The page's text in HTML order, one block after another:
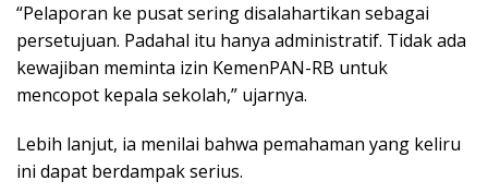
“Pelaporan ke pusat sering disalahartikan sebagai
persetujuan. Padahal itu hanya administratif. Tidak ada
kewajiban meminta izin KemenPAN-RB untuk
mencopot kepala sekolah,” ujarnya.
Lebih lanjut, ia menilai bahwa pemahaman yang keliru
ini dapat berdampak serius.